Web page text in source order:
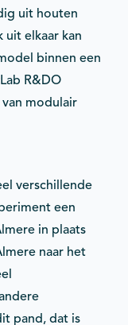
uit houten
elkaar kan
binnen een
R&DO
modulair
verschillende
een
in plaats
naar het
pand, dat is